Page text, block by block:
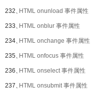
232、HTML onunload 事件属性
233、HTML onblur 事件属性
234、HTML onchange 事件属性
235、HTML onfocus 事件属性
236、HTML onselect 事件属性
237、HTML onsubmit 事件属性